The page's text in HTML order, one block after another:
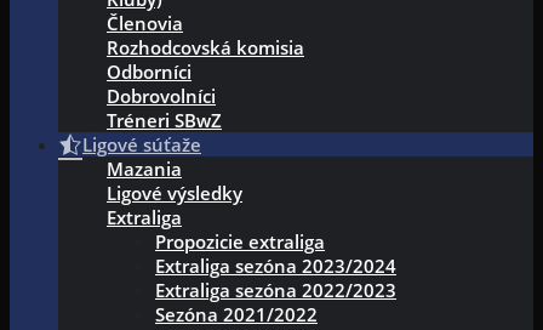
Členovia
Rozhodcovská komisia
Odborníci
Dobrovolníci
Tréneri SBwZ
Ligové súťaže
Mazania
Ligové výsledky
Extraliga
Propozicie extraliga
Extraliga sezóna 2023/2024
Extraliga sezóna 2022/2023
Sezóna 2021/2022